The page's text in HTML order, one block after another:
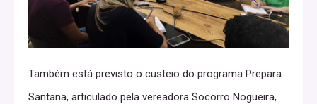
Também está previsto o custeio do programa Prepara
Santana, articulado pela vereadora Socorro Nogueira,